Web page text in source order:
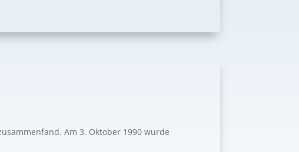
Am 3. Oktober 1990 wurde